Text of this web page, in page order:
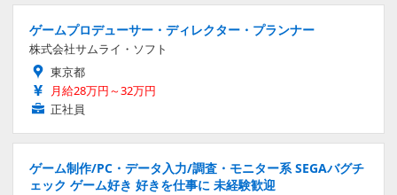
ゲームプロデューサー・ディレクター・プランナー
株式会社サムライ・ソフト
東京都
月給28万円～32万円
正社員
ゲーム制作/PC・データ入力/調査・モニター系 SEGAバグチ
ェック ゲーム好き 好きを仕事に 未経験歓迎